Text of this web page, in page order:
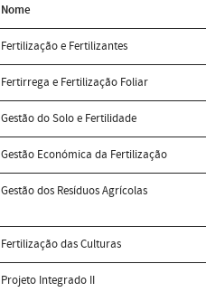
Nome
Fertilização e Fertilizantes
Fertirrega e Fertilização Foliar
Gestão do Solo e Fertilidade
Gestão Económica da Fertilização
Gestão dos Resíduos Agrícolas
Fertilização das Culturas
Projeto Integrado II